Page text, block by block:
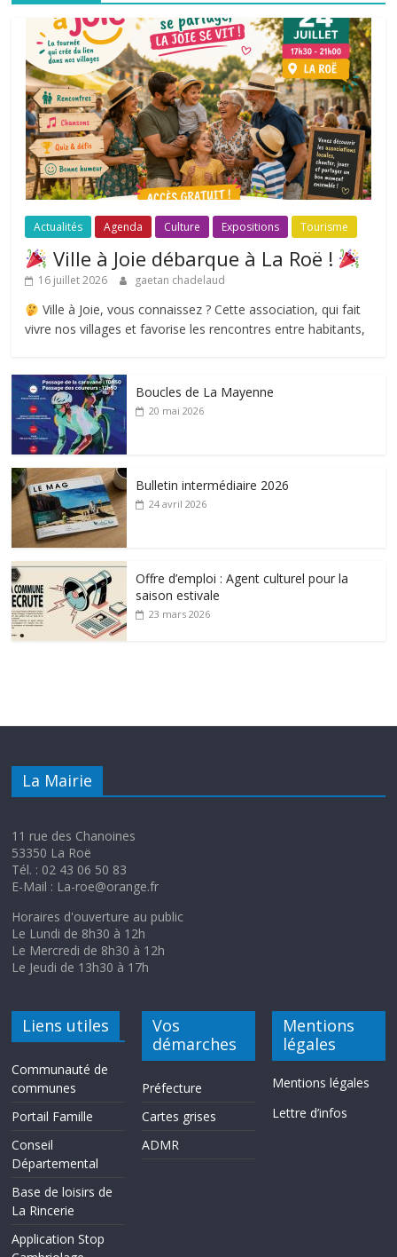
Actualités Agenda Culture Expositions Tourisme
Ville à Joie débarque à La Roë !
16 juillet 2026 gaetan chadelaud
Ville à Joie, vous connaissez ? Cette association, qui fait
vivre nos villages et favorise les rencontres entre habitants,
Boucles de La Mayenne
20 mai 2026
Bulletin intermédiaire 2026
24 avril 2026
Offre d’emploi : Agent culturel pour la
saison estivale
23 mars 2026
La Mairie
11 rue des Chanoines
53350 La Roë
Tél. : 02 43 06 50 83
E-Mail : La-roe@orange.fr
Horaires d'ouverture au public
Le Lundi de 8h30 à 12h
Le Mercredi de 8h30 à 12h
Le Jeudi de 13h30 à 17h
Liens utiles
Communauté de
communes
Portail Famille
Conseil
Départemental
Base de loisirs de
La Rincerie
Application Stop
Vos
démarches
Préfecture
Cartes grises
ADMR
Mentions
légales
Mentions légales
Lettre d’infos